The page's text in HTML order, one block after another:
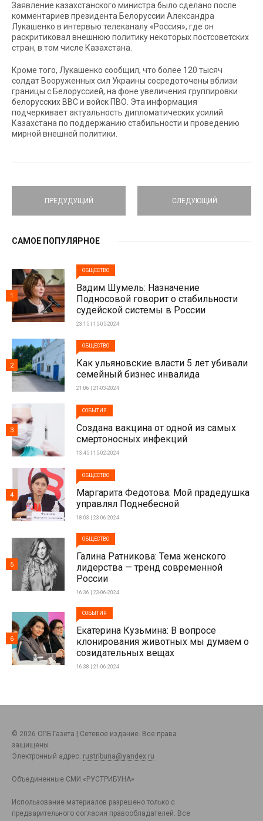
Заявление казахстанского министра было сделано после
комментариев президента Белоруссии Александра
Лукашенко в интервью телеканалу «Россия», где он
раскритиковал внешнюю политику некоторых постсоветских
стран, в том числе Казахстана.
Кроме того, Лукашенко сообщил, что более 120 тысяч
солдат Вооруженных сил Украины сосредоточены вблизи
границы с Белоруссией, на фоне увеличения группировки
белорусских ВВС и войск ПВО. Эта информация
подчеркивает актуальность дипломатических усилий
Казахстана по поддержанию стабильности и проведению
мирной внешней политики.
ПРЕДУДУЩИЙ СЛЕДУЮЩИЙ
САМОЕ ПОПУЛЯРНОЕ
ОБЩЕСТВО
Вадим Шумель: Назначение
Подносовой говорит о стабильности
судейской системы в России
23:15 | 15-05-2024
1
ОБЩЕСТВО
Как ульяновские власти 5 лет убивали
семейный бизнес инвалида
21:06 | 21-03-2024
2
СОБЫТИЯ
Создана вакцина от одной из самых
смертоносных инфекций
13:45 | 15-02-2024
3
ОБЩЕСТВО
Маргарита Федотова: Мой прадедушка
управлял Поднебесной
18:03 | 23-06-2024
4
ОБЩЕСТВО
Галина Ратникова: Тема женского
лидерства — тренд современной
России
16:36 | 23-06-2024
5
СОБЫТИЯ
Екатерина Кузьмина: В вопросе
клонирования животных мы думаем о
созидательных вещах
16:38 | 21-06-2024
6
© 2026 СПБ Газета | Сетевое издание. Все права
защищены.
Электронный адрес: rustribuna@yandex.ru
Объединенные СМИ «РУСТРИБУНА»
Использование материалов разрешено только с
предварительного согласия правообладателей. Все